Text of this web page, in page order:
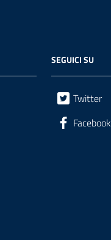
SEGUICI SU
Twitter
Facebook